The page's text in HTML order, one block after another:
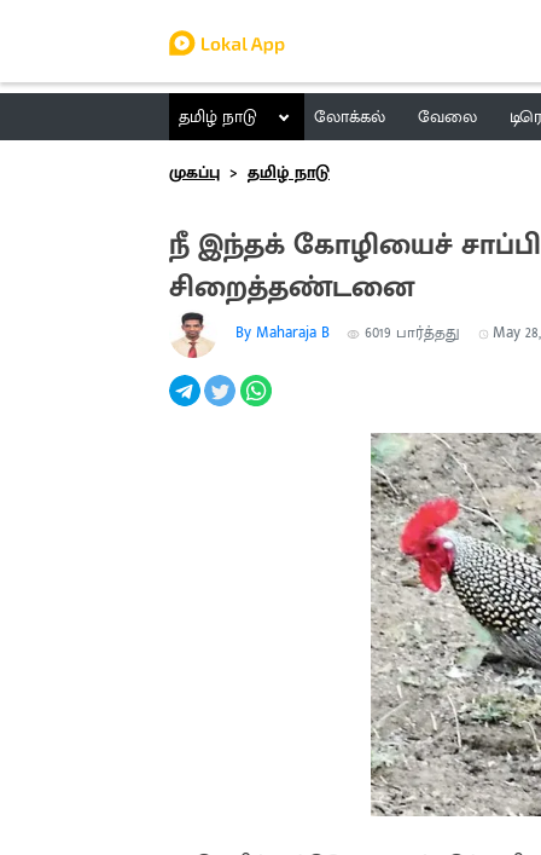
தமிழ் நாடு லோக்கல் வேலை
முகப்பு
தமிழ் நாடு
நீ இந்தக் கோழியைச்
சிறைத்தண்டனை
By Maharaja B 6019 பார்த்தது May